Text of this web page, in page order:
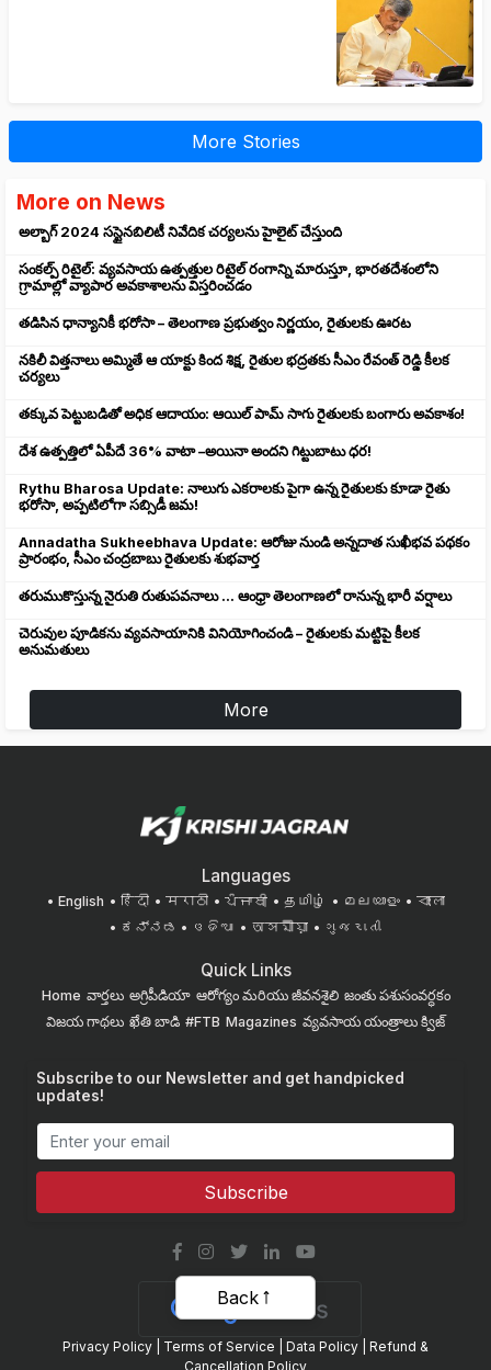
More Stories
More on News
అల్బాగ్ 2024 సస్టైనబిలిటీ నివేదిక చర్యలను హైలైట్ చేస్తుంది
సంకల్ప్ రిటైల్: వ్యవసాయ ఉత్పత్తుల రిటైల్ రంగాన్ని మారుస్తూ, భారతదేశంలోని
గ్రామాల్లో వ్యాపార అవకాశాలను విస్తరించడం
తడిసిన ధాన్యానికీ భరోసా – తెలంగాణ ప్రభుత్వం నిర్ణయం, రైతులకు ఊరట
నకిలీ విత్తనాలు అమ్మితే ఆ యాక్టు కింద శిక్ష, రైతుల భద్రతకు సీఎం రేవంత్ రెడ్డి కీలక
చర్యలు
తక్కువ పెట్టుబడితో అధిక ఆదాయం: ఆయిల్ పామ్ సాగు రైతులకు బంగారు అవకాశం!
దేశ ఉత్పత్తిలో ఏపీదే 36% వాటా –అయినా అందని గిట్టుబాటు ధర!
Rythu Bharosa Update: నాలుగు ఎకరాలకు పైగా ఉన్న రైతులకు కూడా రైతు
భరోసా, అప్పటిలోగా సబ్సిడీ జమ!
Annadatha Sukheebhava Update: ఆరోజు నుండి అన్నదాత సుఖీభవ పథకం
ప్రారంభం, సీఎం చంద్రబాబు రైతులకు శుభవార్త
తరుముకొస్తున్న నైరుతి రుతుపవనాలు ... ఆంధ్రా తెలంగాణలో రానున్న భారీ వర్షాలు
చెరువుల పూడికను వ్యవసాయానికి వినియోగించండి – రైతులకు మట్టిపై కీలక
అనుమతులు
More
Languages
English हिंदी मराठी ਪੰਜਾਬੀ தமிழ் മലയാളം
বাংলা
ಕನ್ನಡ
ଓଡିଆ অসমীয়া ગુજરાતી
Quick Links
Home వార్తలు అగ్రిపీడియా ఆరోగ్యం మరియు జీవనశైలి జంతు పశుసంవర్ధకం
విజయ గాథలు ఖేతి బాడి #FTB Magazines వ్యవసాయ యంత్రాలు క్విజ్
Subscribe to our Newsletter and get handpicked
updates!
Subscribe
Privacy Policy Terms of Service Data Policy
Refund &
Cancellation Policy
Back